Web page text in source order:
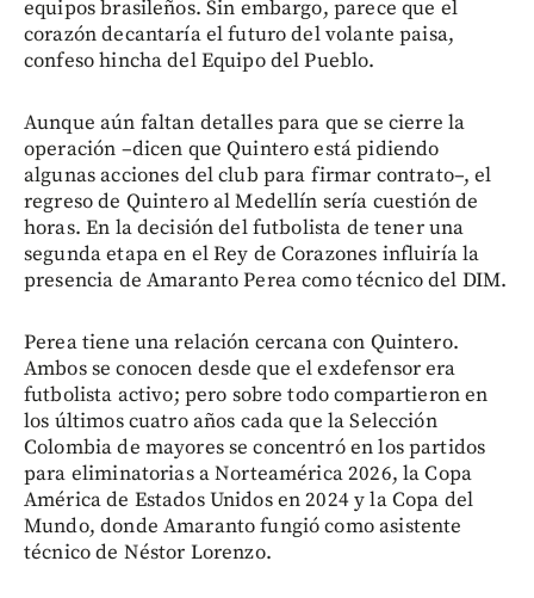
equipos brasileños. Sin embargo, parece que el
corazón decantaría el futuro del volante paisa,
confeso hincha del Equipo del Pueblo.
Aunque aún faltan detalles para que se cierre la
operación –dicen que Quintero está pidiendo
algunas acciones del club para firmar contrato–, el
regreso de Quintero al Medellín sería cuestión de
horas. En la decisión del futbolista de tener una
segunda etapa en el Rey de Corazones influiría la
presencia de Amaranto Perea como técnico del DIM.
Perea tiene una relación cercana con Quintero.
Ambos se conocen desde que el exdefensor era
futbolista activo; pero sobre todo compartieron en
los últimos cuatro años cada que la Selección
Colombia de mayores se concentró en los partidos
para eliminatorias a Norteamérica 2026, la Copa
América de Estados Unidos en 2024 y la Copa del
Mundo, donde Amaranto fungió como asistente
técnico de Néstor Lorenzo.